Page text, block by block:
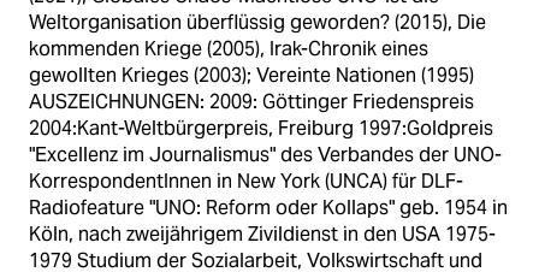
Weltorganisation überflüssig geworden? (2015), Die
kommenden Kriege (2005), Irak-Chronik eines
gewollten Krieges (2003); Vereinte Nationen (1995)
AUSZEICHNUNGEN: 2009: Göttinger Friedenspreis
2004:Kant-Weltbürgerpreis, Freiburg 1997:Goldpreis
"Excellenz im Journalismus" des Verbandes der UNO-
KorrespondentInnen in New York (UNCA) für DLF-
Radiofeature "UNO: Reform oder Kollaps" geb. 1954 in
Köln, nach zweijährigem Zivildienst in den USA 1975-
1979 Studium der Sozialarbeit, Volkswirtschaft und